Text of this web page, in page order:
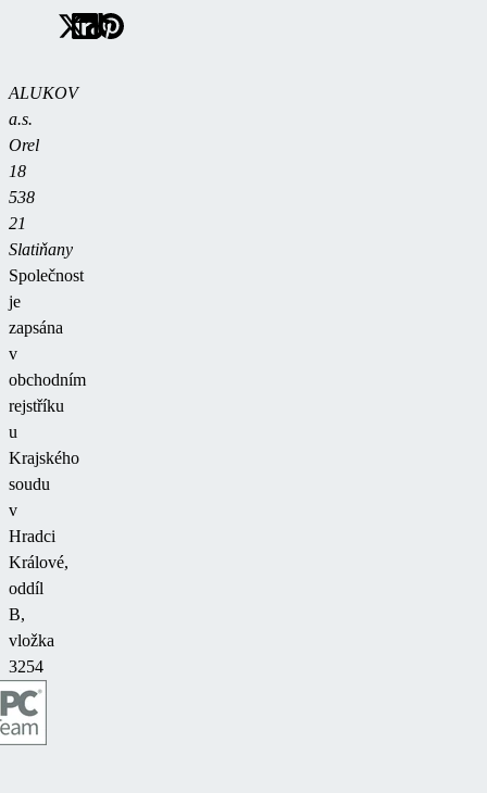
ALUKOV
a.s.
Orel
18
538
21
Slatiňany
Společnost
je
zapsána
v
obchodním
rejstříku
u
Krajského
soudu
v
Hradci
Králové,
oddíl
B,
vložka
3254